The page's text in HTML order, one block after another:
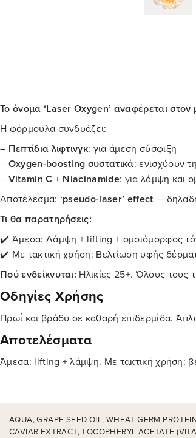
Το όνομα ‘Laser Oxygen’ αναφέρεται
Η φόρμουλα συνδυάζει:
– Πεπτίδια λιφτινγκ: για άμεση σύσφιξη
– Oxygen-boosting συστατικά: ενισχύουν
– Vitamin C + Niacinamide: για λάμψη και
Αποτέλεσμα: ‘pseudo-laser’ effect —
Τι θα παρατηρήσεις:
✔️ Άμεσα: Λάμψη + lifting + ομοιόμορφος
✔️ Με τακτική χρήση: Βελτίωση υφής
Πού ενδείκνυται: Ηλικίες 25+. Όλους τους
Οδηγίες Χρήσης
Πρωί και βράδυ σε καθαρή επιδερμίδα.
Αποτελέσματα
Άμεσα: lifting + λάμψη. Με τακτική χρήση:
AQUA, GRAPE SEED OIL, WHEAT GERM
CAVIAR EXTRACT, TOCOPHERYL ACETATE